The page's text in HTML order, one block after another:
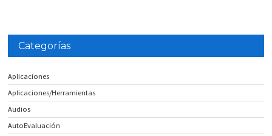
Categorías
Aplicaciones
Aplicaciones/Herramientas
Audios
AutoEvaluación